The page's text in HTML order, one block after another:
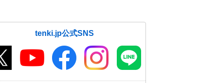
tenki.jp公式SNS